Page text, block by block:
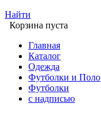
Найти
Корзина пуста
Главная
Каталог
Одежда
Футболки и Поло
Футболки
с надписью